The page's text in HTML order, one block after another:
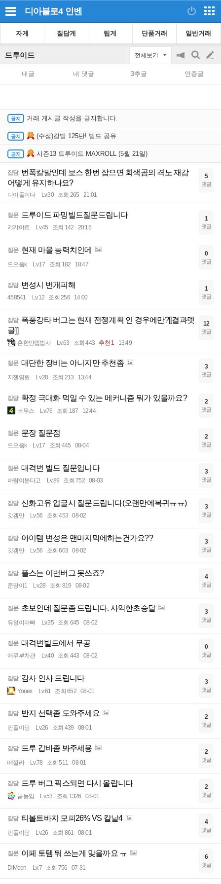
디아블로4 인벤
자게 질답게 팁게 단품거래 일반거래
드루이드 전체보기
공
on/off
검
색
글
쓰
내글 내 댓글 3추글 인증글
거래 게시글 작성을 금지합니다.
(수정)칼발 125단! 빌드 공유
시즌13 드루이드 MAXROLL (5월 21일)
잡담 번폭칼발인데 보스 한번 잡으면 회색곰의 격노 재감
어떻게 유지하나요?
디아돌이다 Lv.30 조회 265 21:01
5
댓글
질문 드루이드 파밍빌드질문드립니다
캬캬야르 Lv.45 조회 142 20:15
1
댓글
질문 현재 마을 능력치인데
으으읔k Lv.17 조회 182 18:47
0
댓글
잡담 변성시 번개피해
458541 Lv.12 조회 256 14:00
1
댓글
잡담 폭풍강타 버그는 현재 전쟁계획 인 경우에만?[[결과뎃
글]]
흔한만렙법사 Lv.63 조회 443 추천 1 13:49
12
댓글
질문 대단한 장비는 아니지만 추천좀
지젤영원 Lv.28 조회 213 13:44
3
댓글
잡담 확정 극대화 먹일 수 있는 메커니즘 뭐가 있을까요?
버무스 Lv.76 조회 187 12:44
2
댓글
질문 문장 질문점
으으읔k Lv.17 조회 445 08-04
2
댓글
질문 대격변 빌드 질문입니다
바람이분다고 Lv.89 조회 752 08-03
3
댓글
잡담 신화고유 업글시 질문드립니다(오랜만에복귀ㅠㅠ)
갓겜만 Lv.56 조회 453 08-02
3
댓글
잡담 아이템 변성은 맨마지막에하는건가요??
갓겜만 Lv.56 조회 603 08-02
3
댓글
잡담 플스는 이번버그 못쓰죠?
준장이1 Lv.28 조회 819 08-02
4
댓글
질문 초보인데 질문좀 드립니다. 사악한초승달
유정이아빠 Lv.35 조회 645 08-02
3
댓글
질문 대격변빌드에서 무공
애무부차관 Lv.40 조회 443 08-02
0
댓글
잡담 감사 인사 드립니다
Yonex Lv.61 조회 652 08-01
3
댓글
잡담 반지 선택좀 도와주세요
핀돌이당 Lv.26 조회 439 08-01
2
댓글
잡담 드루 갑바좀 봐주세용
떼낄라 Lv.78 조회 511 08-01
2
댓글
잡담 드루 버그 픽스되면 다시 올랍니다
곰돌임 Lv.53 조회 1326 08-01
2
댓글
잡담 티볼트바지 모피26% VS 칼날4
핀돌이당 Lv.26 조회 861 08-01
4
댓글
질문 이페 토템 뭐 쓰는게 맞을까요 ㅠ
DiMoon Lv.7 조회 756 07-31
6
댓글